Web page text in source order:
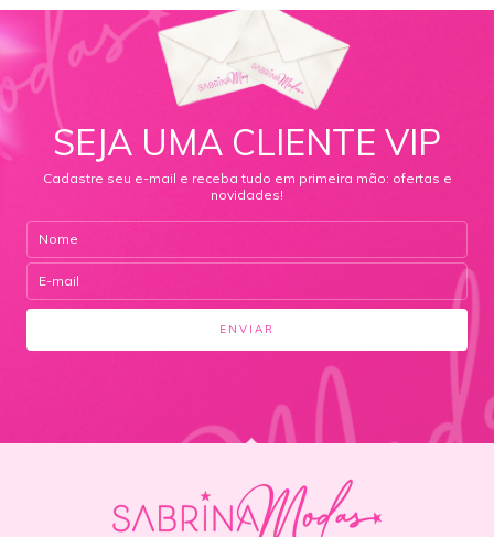
SEJA UMA CLIENTE VIP
Cadastre seu e-mail e receba tudo em primeira mão: ofertas e
novidades!